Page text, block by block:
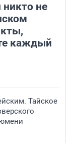
никто не
каждый
Тайское